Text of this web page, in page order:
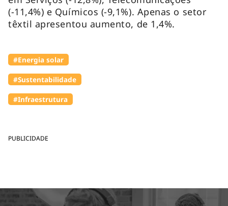
PUBLICIDADE
(-11,4%) e Químicos (-9,1%). Apenas o setor
têxtil apresentou aumento, de 1,4%.
#Energia solar
#Sustentabilidade
#Infraestrutura